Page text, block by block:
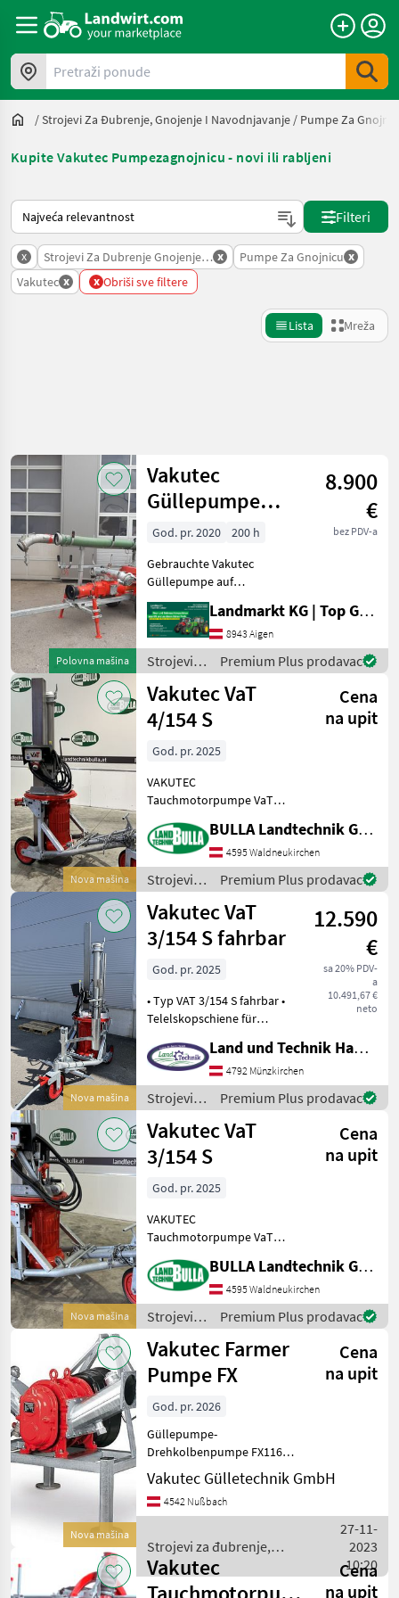
Pretraži ponude
/Strojevi Za Đubrenje, Gnojenje I Navodnjavanje / Pumpe Za
Kupite Vakutec Pumpezagnojnicu - novi ili rabljeni
Način na koji sortira Landwirt.com
Filteri
x Strojevi Za Dubrenje Gnojenje I Navodnjavanje
x Pumpe Za Gnojnicu x
Vakutec x x Obriši sve filtere
Lista Mreža
Kategorija 4 Država
TRENUTNA
PUTANJA
Poljoprivredna
tehnika
Strojevi Za
Dubrenje
Gnojenje I
Navodnjavanje
Pumpe Za
Gnojnicu
Vakutec
IZABERITE
KATEGORIJU
Vakutec
Bauer
Huber
Stöckli
Eisele
Prikaži
sve
(11)
MARKETPLACE
Marketplace
Ponude
trgovaca
Oglasi
Resetuj
Prikaži
11
rezultata
Polovna mašina
Vakutec
Güllepumpe
GL65F 90.2 auf
Fahrgestell
8.900
€
bez PDV-a
God. pr. 2020
200 h
Gebrauchte Vakutec
Güllepumpe auf
Transportfahrwerk -
Vermittlungsverkauf -
Baujahr 2020 -
Schneckenpumpe GL65F
90.2 - Max. 12bar Druck -
Antrieb mit Zapfwelle
Landmarkt KG | Top Gebrauchtmaschinen Zentrum
8943 Aigen
Strojevi
za
đubrenje,
gnojenje i
navodnjavanje
/ Vakutec
Premium Plus prodavac
Nova mašina
Vakutec VaT
4/154 S
Cena
na upit
God. pr. 2025
VAKUTEC
Tauchmotorpumpe VaT
Elektromotor mit
Stern-/Dreieckschaltung +
Grubenöffnung Minimum
800 x 600mm +
Teleskopschiene für Rühren
bis
BULLA Landtechnik GmbH
4595 Waldneukirchen
Strojevi
za
đubrenje,
gnojenje i
navodnjavanje
/ Vakutec
Premium Plus prodavac
Nova mašina
Vakutec VaT
3/154 S fahrbar
12.590
€
sa 20% PDV-
a
10.491,67 €
neto
God. pr. 2025
• Typ VAT 3/154 S fahrbar •
Telelskopschiene für
meter • 360 Grad Drehkranz
• Fass füllen und
umpumpen bis 5.100 l/ min
• Flexibler
Land und Technik HandelsgesmbH
4792 Münzkirchen
Strojevi
za
đubrenje,
gnojenje i
navodnjavanje
/ Vakutec
Premium Plus prodavac
Nova mašina
Vakutec VaT
3/154 S
Cena
na upit
God. pr. 2025
VAKUTEC
Tauchmotorpumpe VaT
Elektromotor mit
Stern-/Dreieckschaltung +
Grubenöffnung Minimum
800 x 600mm +
Teleskopschiene für Rühren
bis
BULLA Landtechnik GmbH
4595 Waldneukirchen
Strojevi
za
đubrenje,
gnojenje i
navodnjavanje
/ Vakutec
Premium Plus prodavac
Nova mašina
Vakutec Farmer
Pumpe FX
Cena
na upit
God. pr. 2026
Güllepumpe-
Drehkolbenpumpe FX116-
240 zum Umpumpen auf
einfache Art.
Serienausstattung: •
Drehrichtung reversierbar
je nach gewünschter
Ansaugs
Vakutec Gülletechnik GmbH
4542 Nußbach
Strojevi za đubrenje,
gnojenje i navodnjavanje /
Vakutec
27-11-
2023
10:20
Vakutec
Cena
na upit